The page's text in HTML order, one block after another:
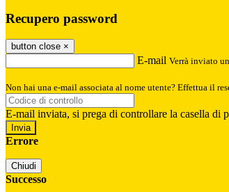
Recupero password
button close ×
E-mail Verrà inviato
Non hai una e-mail associata al nome utente? Effettua il
E-mail inviata, si prega di controllare la casella di
Errore
Chiudi
Successo